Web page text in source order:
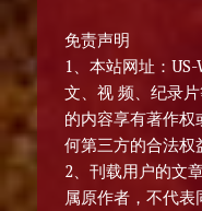
免责声明
1、本站网址：
文、视 频、纪录
的内容享有著作
何第三方的合法权
2、刊载用户的文
属原作者，不代